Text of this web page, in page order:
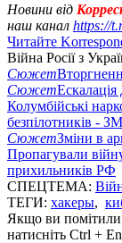
Новини від
наш канал https://
Читайте
Війна Росії з
Сюжет
Сюжет
Колумбійські
безпілотників -
СюжетЗміни в
Пропагували
прихильників РФ
СПЕЦТЕМА:
ТЕГИ: хакеры,
Якщо ви помітили
натисніть Ctrl +